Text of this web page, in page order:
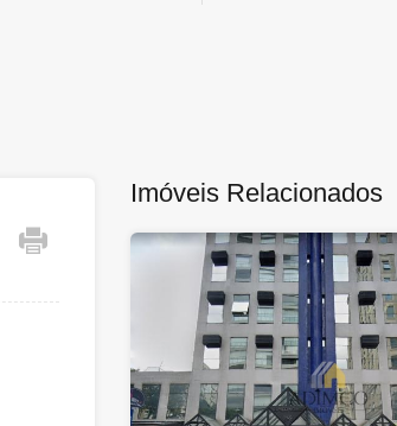
Imóveis Relacionados